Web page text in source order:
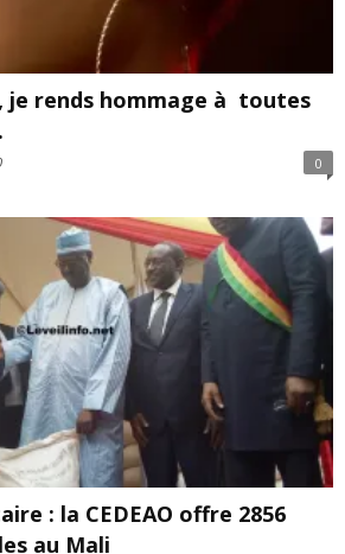
je rends hommage à toutes
0
: la CEDEAO offre 2856
au Mali